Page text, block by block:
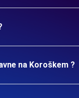
na Koroškem ?